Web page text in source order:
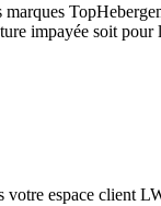
impayée soit
espace client